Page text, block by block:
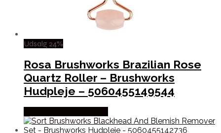
Udsalg 24%
Rosa Brushworks Brazilian Rose
Quartz Roller – Brushworks
Hudpleje – 5060455149544